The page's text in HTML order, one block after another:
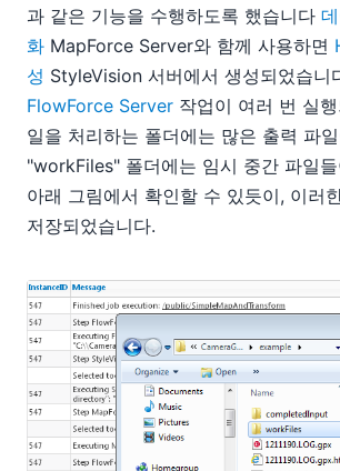
과 같은 기능을 수행하도록 했습니다
화 MapForce Server와 함께 사용하면
성 StyleVision 서버에서 생성되었습니
FlowForce Server 작업이 여러 번 실
일을 처리하는 폴더에는 많은 출력 파
"workFiles" 폴더에는 임시 중간 파일
아래 그림에서 확인할 수 있듯이, 이러
저장되었습니다.